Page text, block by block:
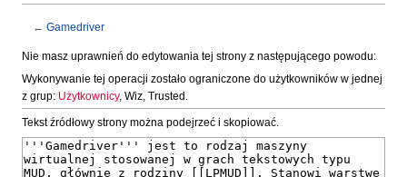
← Gamedriver
Przejdź
do
nawigacji
Przejdź
do
wyszukiwania
Nie masz uprawnień do edytowania tej strony z następującego powodu:
Wykonywanie tej operacji zostało ograniczone do użytkowników w jednej
z grup: Użytkownicy, Wiz, Trusted.
Tekst źródłowy strony można podejrzeć i skopiować.